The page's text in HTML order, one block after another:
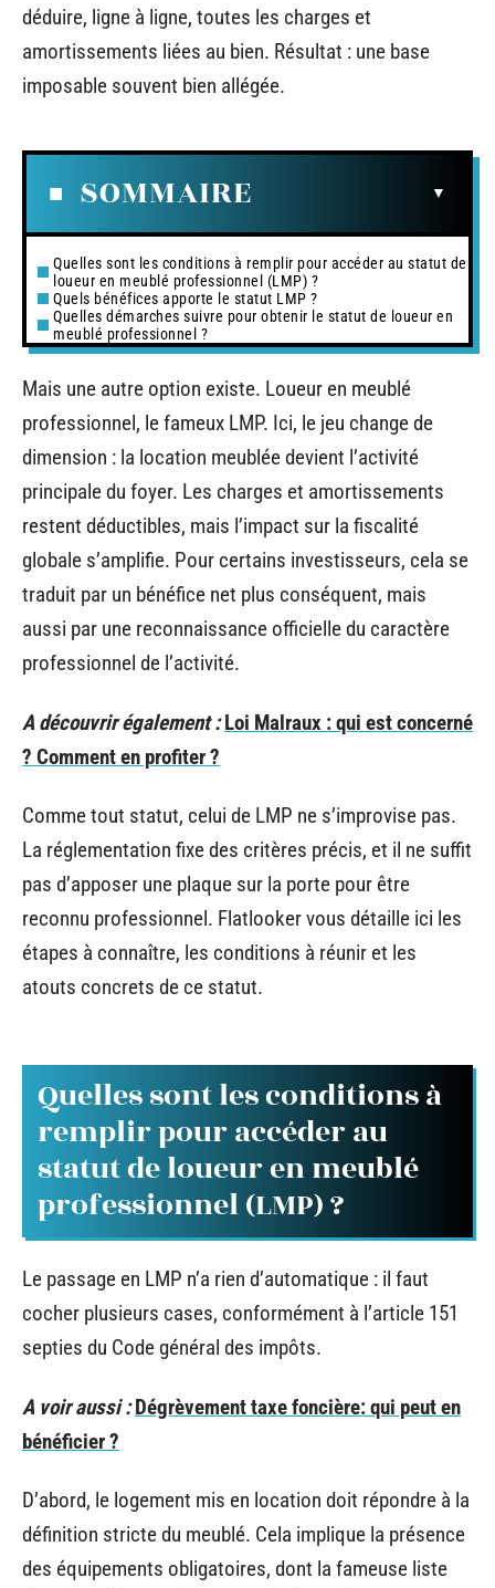
déduire, ligne à ligne, toutes les charges et
amortissements liées au bien. Résultat : une base
imposable souvent bien allégée.
SOMMAIRE
Quelles sont les conditions à remplir pour accéder au statut de
loueur en meublé professionnel (LMP) ?
Quels bénéfices apporte le statut LMP ?
Quelles démarches suivre pour obtenir le statut de loueur en
meublé professionnel ?
Mais une autre option existe. Loueur en meublé
professionnel, le fameux LMP. Ici, le jeu change de
dimension : la location meublée devient l’activité
principale du foyer. Les charges et amortissements
restent déductibles, mais l’impact sur la fiscalité
globale s’amplifie. Pour certains investisseurs, cela se
traduit par un bénéfice net plus conséquent, mais
aussi par une reconnaissance officielle du caractère
professionnel de l’activité.
A découvrir également : Loi Malraux : qui est concerné
? Comment en profiter ?
Comme tout statut, celui de LMP ne s’improvise pas.
La réglementation fixe des critères précis, et il ne suffit
pas d’apposer une plaque sur la porte pour être
reconnu professionnel. Flatlooker vous détaille ici les
étapes à connaître, les conditions à réunir et les
atouts concrets de ce statut.
Quelles sont les conditions à
remplir pour accéder au
statut de loueur en meublé
professionnel (LMP) ?
Le passage en LMP n’a rien d’automatique : il faut
cocher plusieurs cases, conformément à l’article 151
septies du Code général des impôts.
A voir aussi : Dégrèvement taxe foncière: qui peut en
bénéficier ?
D’abord, le logement mis en location doit répondre à la
définition stricte du meublé. Cela implique la présence
des équipements obligatoires, dont la fameuse liste